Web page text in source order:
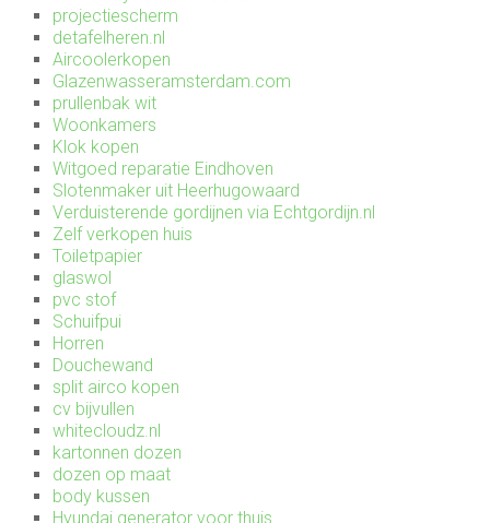
projectiescherm
detafelheren.nl
Aircoolerkopen
Glazenwasseramsterdam.com
prullenbak wit
Woonkamers
Klok kopen
Witgoed reparatie Eindhoven
Slotenmaker uit Heerhugowaard
Verduisterende gordijnen via Echtgordijn.nl
Zelf verkopen huis
Toiletpapier
glaswol
pvc stof
Schuifpui
Horren
Douchewand
split airco kopen
cv bijvullen
whitecloudz.nl
kartonnen dozen
dozen op maat
body kussen
Hyundai generator voor thuis